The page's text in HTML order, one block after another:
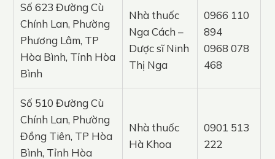
Số 623 Đường Cù
Chính Lan, Phường
Phương Lâm, TP
Hòa Bình, Tỉnh Hòa
Bình
Nhà thuốc
Nga Cách –
Dược sĩ Ninh
Thị Nga
0966 110
894
0968 078
468
Số 510 Đường Cù
Chính Lan, Phường
Đồng Tiên, TP Hòa
Bình, Tỉnh Hòa
Nhà thuốc
Hà Khoa
0901 513
222